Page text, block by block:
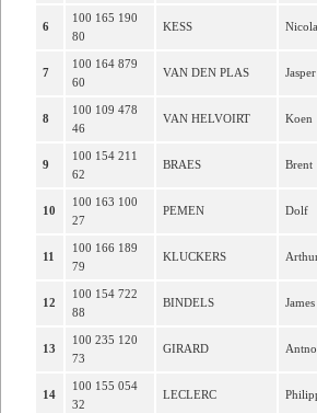
6
100 165 190
80
KESS
7
100 164 879
60
VAN DEN PLAS Jasper
8
100 109 478
46
VAN HELVOIRT Koen
9
100 154 211
62
BRAES Brent
10
100 163 100
27
PEMEN Dolf
11
100 166 189
79
KLUCKERS
12
100 154 722
88
BINDELS James
13
100 235 120
73
GIRARD
14
100 155 054
32
LECLERC